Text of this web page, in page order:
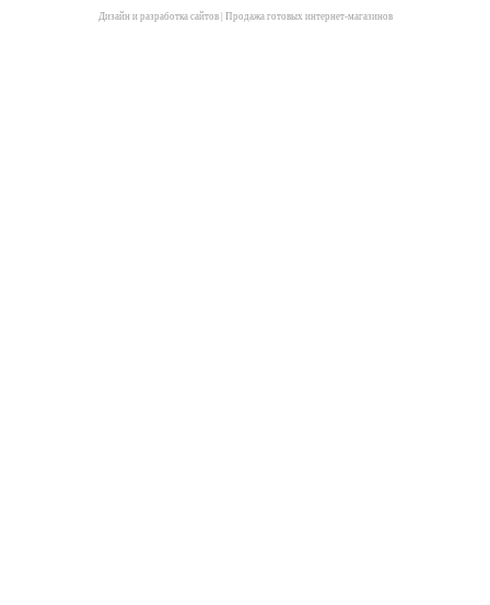
Дизайн и разработка сайтов| Продажа готовых интернет-магазинов